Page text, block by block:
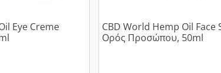
Eye Creme
CBD World Hemp Oil Face
Ορός Προσώπου, 50ml